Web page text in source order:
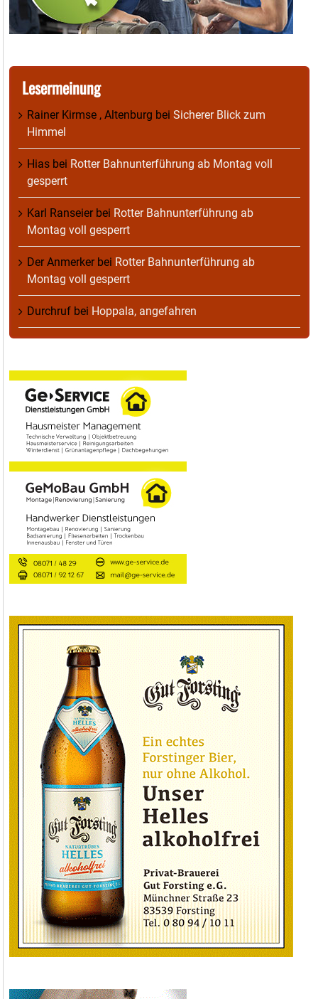
Lesermeinung
Rainer Kirmse , Altenburg bei Sicherer Blick zum
Himmel
Hias bei Rotter Bahnunterführung ab Montag voll
gesperrt
Karl Ranseierbei Rotter Bahnunterführung ab
Montag voll gesperrt
Der Anmerkerbei Rotter Bahnunterführung ab
Montag voll gesperrt
Durchruf bei Hoppala, angefahren